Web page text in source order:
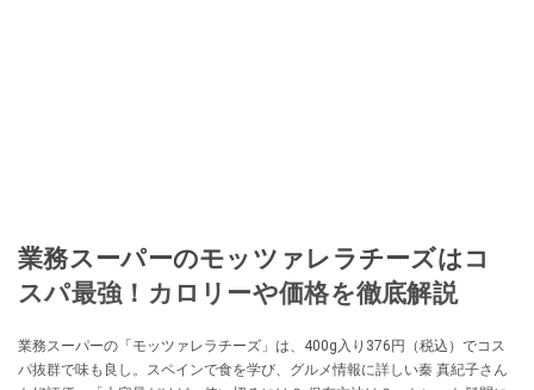
業務スーパーのモッツァレラチーズはコ
スパ最強！カロリーや価格を徹底解説
業務スーパーの「モッツァレラチーズ」は、400g入り376円（税込）でコス
パ抜群で味も良し。スペインで食を学び、グルメ情報に詳しい秦 真紀子さん